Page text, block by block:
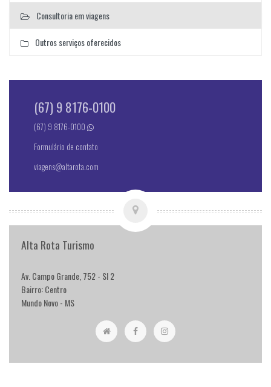
Consultoria em viagens
Outros serviços oferecidos
(67) 9 8176-0100
(67) 9 8176-0100
Formulário de contato
viagens@altarota.com
Alta Rota Turismo
Av. Campo Grande, 752 - Sl 2
Bairro: Centro
Mundo Novo - MS